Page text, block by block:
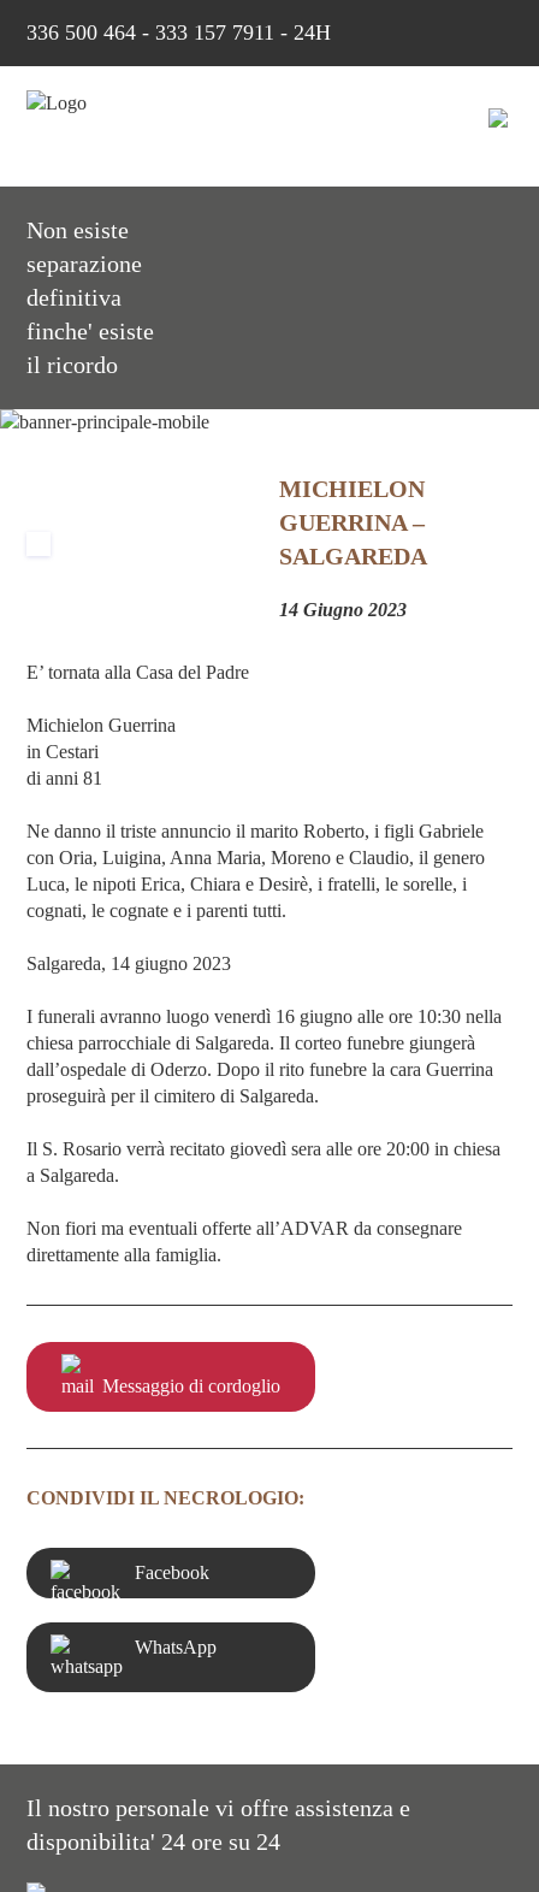
336 500 464 - 333 157 7911 - 24H
Non esiste
separazione
definitiva
finche' esiste
il ricordo
MICHIELON
GUERRINA –
SALGAREDA
14 Giugno 2023
E’ tornata alla Casa del Padre
Michielon Guerrina
in Cestari
di anni 81
Ne danno il triste annuncio il marito Roberto, i figli Gabriele
con Oria, Luigina, Anna Maria, Moreno e Claudio, il genero
Luca, le nipoti Erica, Chiara e Desirè, i fratelli, le sorelle, i
cognati, le cognate e i parenti tutti.
Salgareda, 14 giugno 2023
I funerali avranno luogo venerdì 16 giugno alle ore 10:30 nella
chiesa parrocchiale di Salgareda. Il corteo funebre giungerà
dall’ospedale di Oderzo. Dopo il rito funebre la cara Guerrina
proseguirà per il cimitero di Salgareda.
Il S. Rosario verrà recitato giovedì sera alle ore 20:00 in chiesa
a Salgareda.
Non fiori ma eventuali offerte all’ADVAR da consegnare
direttamente alla famiglia.
Messaggio di cordoglio
CONDIVIDI IL NECROLOGIO:
Facebook
WhatsApp
Il nostro personale vi offre assistenza e
disponibilita' 24 ore su 24